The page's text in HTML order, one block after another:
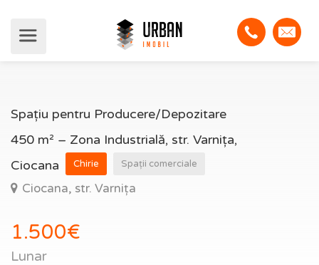
Spațiu pentru Producere/Depozitare
450 m² – Zona Industrială, str. Varnița,
Ciocana
Chirie Spații comerciale
Ciocana, str. Varnița
1.500€
Lunar